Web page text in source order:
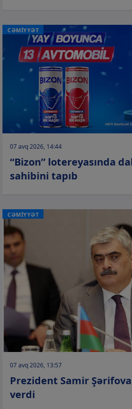
CƏMİYYƏT
07 avq 2026, 14:44
“Bizon” lotereyasında
sahibini tapıb
CƏMİYYƏT
07 avq 2026, 13:57
Prezident Samir
verdi